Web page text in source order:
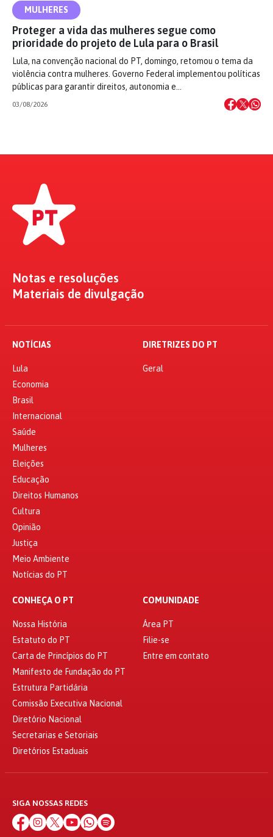
MULHERES
Proteger a vida das mulheres segue como
prioridade do projeto de Lula para o Brasil
Lula, na convenção nacional do PT, domingo, retomou o tema da
violência contra mulheres. Governo Federal implementou políticas
públicas para garantir direitos, autonomia e…
03/08/2026
Notas e resoluções
Materiais de divulgação
NOTÍCIAS
Lula
Economia
Brasil
Internacional
Saúde
Mulheres
Eleições
Educação
Direitos Humanos
Cultura
Opinião
Justiça
Meio Ambiente
Notícias do PT
DIRETRIZES DO PT
Geral
CONHEÇA O PT
Nossa História
Estatuto do PT
Carta de Princípios do PT
Manifesto de Fundação do PT
Estrutura Partidária
Comissão Executiva Nacional
Diretório Nacional
Secretarias e Setoriais
Diretórios Estaduais
COMUNIDADE
Área PT
Filie-se
Entre em contato
SIGA NOSSAS REDES